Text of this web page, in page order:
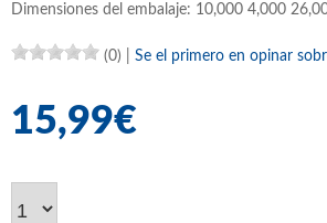
(0) Se el primero en opinar
15,99€